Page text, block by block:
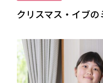
クリスマス・イブ